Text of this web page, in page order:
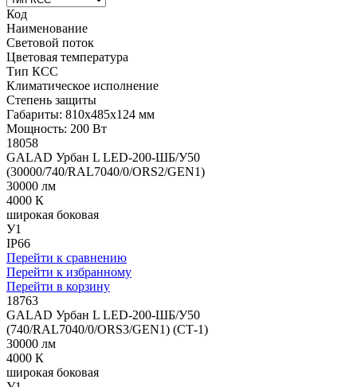
Код
Наименование
Световой поток
Цветовая температура
Тип КСС
Климатическое исполнение
Степень защиты
Габариты: 810x485x124 мм
Мощность: 200 Вт
18058
GALAD Урбан L LED-200-ШБ/У50
(30000/740/RAL7040/0/ORS2/GEN1)
30000 лм
4000 К
широкая боковая
У1
IP66
Перейти к сравнению
Перейти к избранному
Перейти в корзину
18763
GALAD Урбан L LED-200-ШБ/У50
(740/RAL7040/0/ORS3/GEN1) (СТ-1)
30000 лм
4000 К
широкая боковая